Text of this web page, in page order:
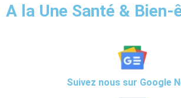
A la Une Santé & Bien-
Suivez nous sur Google